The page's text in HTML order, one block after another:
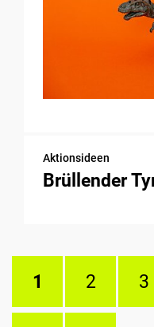
Aktionsideen
Brüllender
1 2 3